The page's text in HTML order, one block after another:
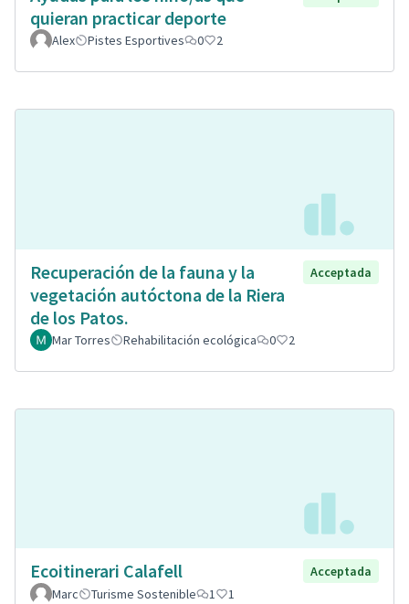
quieran practicar deporte
Alex Pistes Esportives 0 2
Recuperación de la fauna y la
vegetación autóctona de la Riera
de los Patos.
Acceptada
Mar Torres Rehabilitación ecológica 0 2
Ecoitinerari Calafell
Acceptada
Marc
Turisme Sostenible 1 1